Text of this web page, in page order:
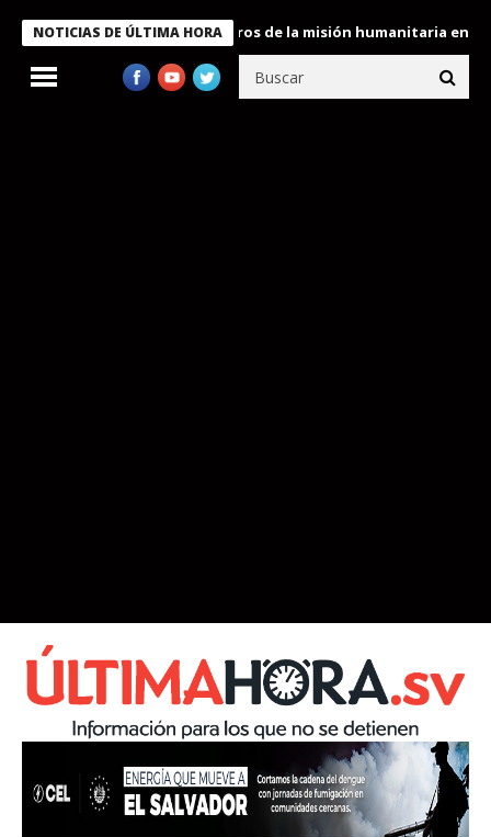
NOTICIAS DE ÚLTIMA HORA
condecora a miembros de la misión humanitaria enviada a